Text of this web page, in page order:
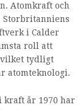
Atomkraft och
Storbritanniens
i Calder
roll att
tydligt
atomteknologi.
kraft år 1970 har